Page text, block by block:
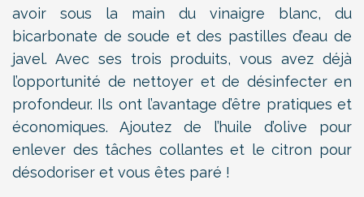
avoir sous la main du vinaigre blanc, du
bicarbonate de soude et des pastilles d’eau de
javel. Avec ses trois produits, vous avez déjà
l’opportunité de nettoyer et de désinfecter en
profondeur. Ils ont l’avantage d’être pratiques et
économiques. Ajoutez de l’huile d’olive pour
enlever des tâches collantes et le citron pour
désodoriser et vous êtes paré !